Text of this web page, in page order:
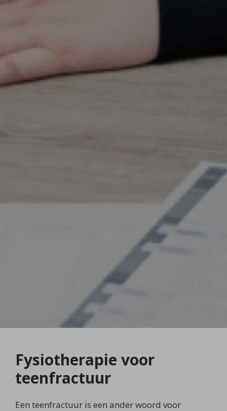
Fysiotherapie voor
teenfractuur
Een teenfractuur is een ander woord voor